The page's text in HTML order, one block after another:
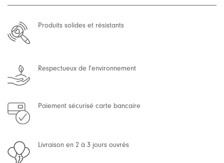
Produits solides et résistants
Respectueux de l'environnement
Paiement sécurisé carte bancaire
Livraison en 2 à 3 jours ouvrés